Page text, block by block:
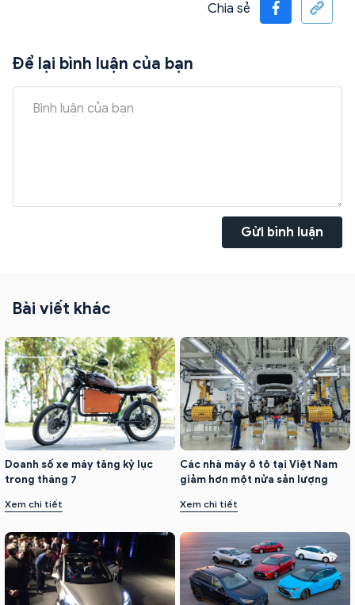
Chia sẻ
Để lại bình luận của bạn
Gửi bình luận
Bài viết khác
Doanh số xe máy tăng kỷ lục
trong tháng 7
Xem chi tiết
Các nhà máy ô tô tại Việt Nam
giảm hơn một nửa sản lượng
Xem chi tiết